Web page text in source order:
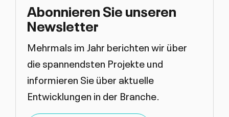
Abonnieren Sie unseren
Newsletter
Mehrmals im Jahr berichten wir über
die spannendsten Projekte und
informieren Sie über aktuelle
Entwicklungen in der Branche.